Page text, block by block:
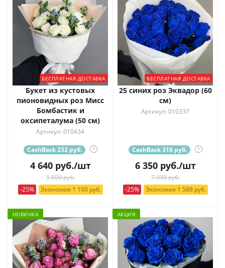
БЕСПЛАТНАЯ ДОСТАВКА
Букет из кустовых
пионовидных роз Мисс
Бомбастик и
оксипеталума (50 см)
Артикул: 010434
CashBack 232 руб. ?
4 640руб./шт
5 800 руб.
-25%
Экономия 1 160 руб.
БЕСПЛАТНАЯ ДОСТАВКА
25 синих роз Эквадор (60
см)
Артикул: 010337
CashBack 318 руб. ?
6 350руб./шт
7 938 руб.
-25%
Экономия 1 588 руб.
НОВИНКА АКЦИЯ